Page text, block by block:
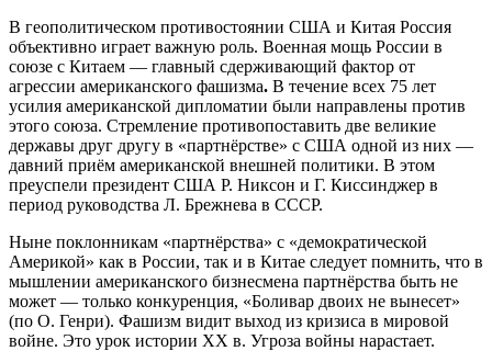
В геополитическом противостоянии США и Китая Россия
объективно играет важную роль. Военная мощь России в
союзе с Китаем — главный сдерживающий фактор от
агрессии американского фашизма. В течение всех 75 лет
усилия американской дипломатии были направлены против
этого союза. Стремление противопоставить две великие
державы друг другу в «партнёрстве» с США одной из них —
давний приём американской внешней политики. В этом
преуспели президент США Р. Никсон и Г. Киссинджер в
период руководства Л. Брежнева в СССР.
Ныне поклонникам «партнёрства» с «демократической
Америкой» как в России, так и в Китае следует помнить, что в
мышлении американского бизнесмена партнёрства быть не
может — только конкуренция, «Боливар двоих не вынесет»
(по О. Генри). Фашизм видит выход из кризиса в мировой
войне. Это урок истории XX в. Угроза войны нарастает.